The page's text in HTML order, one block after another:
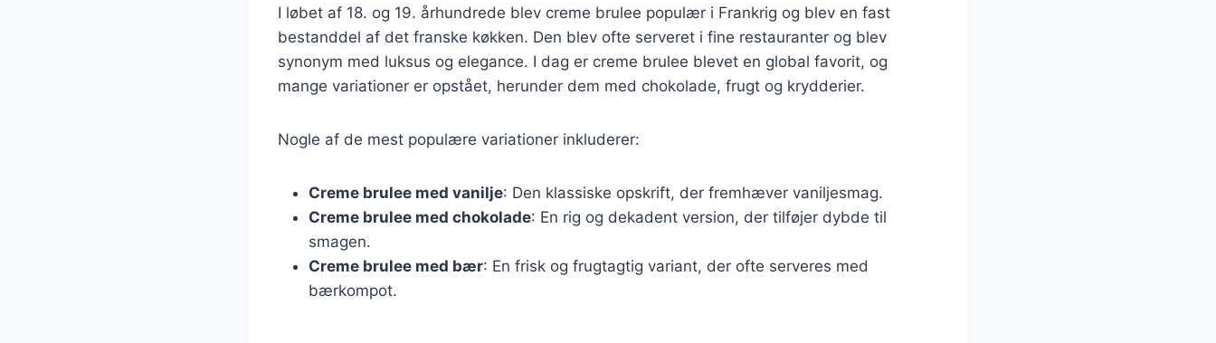
I løbet af 18. og 19. århundrede blev creme brulee populær i Frankrig og blev en fast
bestanddel af det franske køkken. Den blev ofte serveret i fine restauranter og blev
synonym med luksus og elegance. I dag er creme brulee blevet en global favorit, og
mange variationer er opstået, herunder dem med chokolade, frugt og krydderier.
Nogle af de mest populære variationer inkluderer:
Creme brulee med vanilje: Den klassiske opskrift, der fremhæver vaniljesmag.
Creme brulee med chokolade: En rig og dekadent version, der tilføjer dybde til
smagen.
Creme brulee med bær: En frisk og frugtagtig variant, der ofte serveres med
bærkompot.